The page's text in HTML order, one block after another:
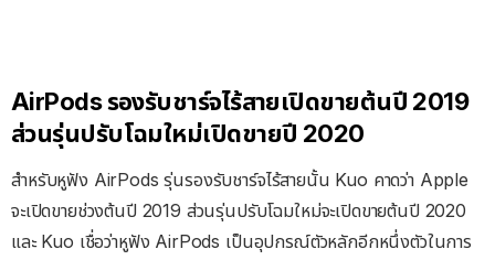
AirPods รองรับชาร์จไร้สายเปิดขายต้นปี 2019
ส่วนรุ่นปรับโฉมใหม่เปิดขายปี 2020
สำหรับหูฟัง AirPods รุ่นรองรับชาร์จไร้สายนั้น Kuo คาดว่า Apple
จะเปิดขายช่วงต้นปี 2019 ส่วนรุ่นปรับโฉมใหม่จะเปิดขายต้นปี 2020
และ Kuo เชื่อว่าหูฟัง AirPods เป็นอุปกรณ์ตัวหลักอีกหนึ่งตัวในการ